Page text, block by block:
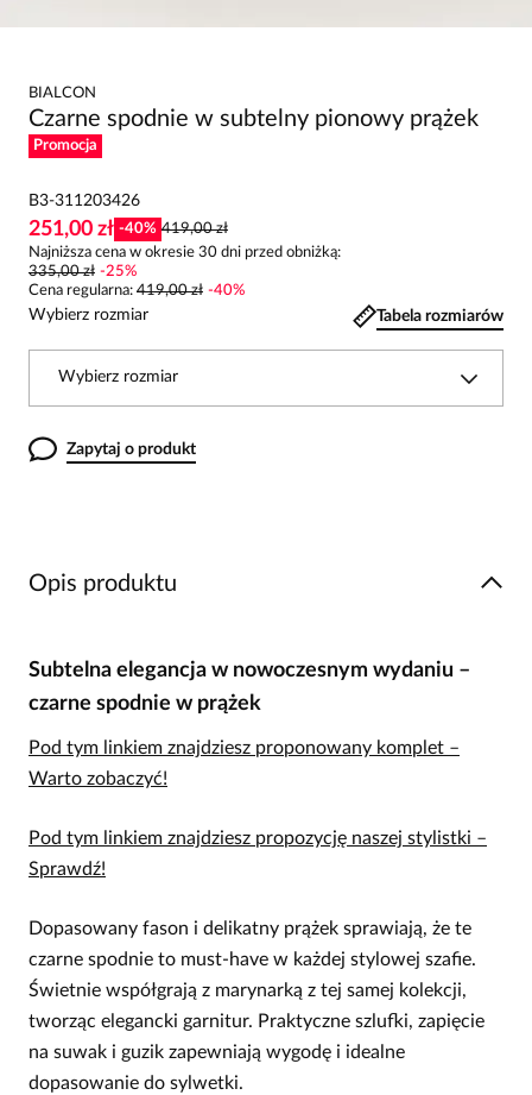
BIALCON
Czarne spodnie w subtelny pionowy prążek
Promocja
B3-311203426
251,00 zł -40% 419,00 zł
Najniższa cena w okresie 30 dni przed obniżką:
335,00 zł -25%
Cena regularna: 419,00 zł -40%
Wybierz rozmiar Tabela rozmiarów
Wybierz rozmiar
Zapytaj o produkt
Opis produktu
Subtelna elegancja w nowoczesnym wydaniu –
czarne spodnie w prążek
Pod tym linkiem znajdziesz proponowany komplet –
Warto zobaczyć!
Pod tym linkiem znajdziesz propozycję naszej stylistki –
Sprawdź!
Dopasowany fason i delikatny prążek sprawiają, że te
czarne spodnie to must-have w każdej stylowej szafie.
Świetnie współgrają z marynarką z tej samej kolekcji,
tworząc elegancki garnitur. Praktyczne szlufki, zapięcie
na suwak i guzik zapewniają wygodę i idealne
dopasowanie do sylwetki.